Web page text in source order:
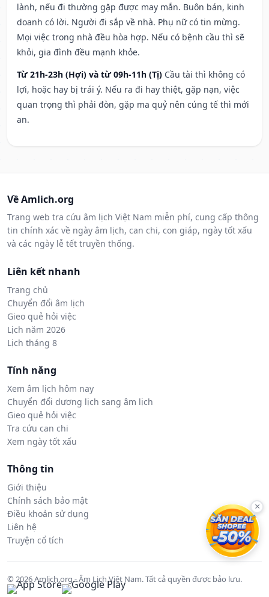
lành, nếu đi thường gặp được may mắn. Buôn bán, kinh
doanh có lời. Người đi sắp về nhà. Phụ nữ có tin mừng.
Mọi việc trong nhà đều hòa hợp. Nếu có bệnh cầu thì sẽ
khỏi, gia đình đều mạnh khỏe.
Từ 21h-23h (Hợi) và từ 09h-11h (Tị) Cầu tài thì không có
lợi, hoặc hay bị trái ý. Nếu ra đi hay thiệt, gặp nạn, việc
quan trọng thì phải đòn, gặp ma quỷ nên cúng tế thì mới
an.
Về Amlich.org
Trang web tra cứu âm lịch Việt Nam miễn phí, cung cấp thông
tin chính xác về ngày âm lịch, can chi, con giáp, ngày tốt xấu
và các ngày lễ tết truyền thống.
Liên kết nhanh
Trang chủ
Chuyển đổi âm lịch
Gieo quẻ hỏi việc
Lịch năm 2026
Lịch tháng 8
Tính năng
Xem âm lịch hôm nay
Chuyển đổi dương lịch sang âm lịch
Gieo quẻ hỏi việc
Tra cứu can chi
Xem ngày tốt xấu
Thông tin
Giới thiệu
Chính sách bảo mật
Điều khoản sử dụng
Liên hệ
Truyện cổ tích
© 2026 Amlich.org - Âm Lịch Việt Nam. Tất cả quyền được bảo lưu.
×